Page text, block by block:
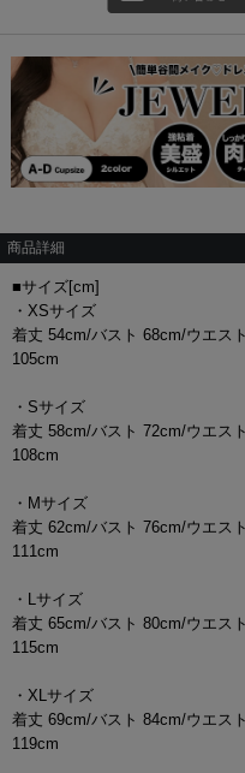
商品詳細
■サイズ[cm]
・XSサイズ
着丈 54cm/バスト 68cm/ウエス
105cm
・Sサイズ
着丈 58cm/バスト 72cm/ウエス
108cm
・Mサイズ
着丈 62cm/バスト 76cm/ウエス
111cm
・Lサイズ
着丈 65cm/バスト 80cm/ウエス
115cm
・XLサイズ
着丈 69cm/バスト 84cm/ウエス
119cm